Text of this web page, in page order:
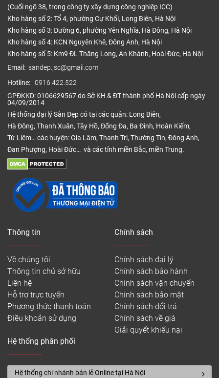
(Cuối ngõ 38, trong công ty xây dựng công nghiệp ICC)
Kho hàng số 2: Tổ 4, phường Cự Khối, Long Biên, Hà Nội
Kho hàng số 3: Đường 6, phường Yên Nghĩa, Hà Đông, Hà Nội
Kho hàng số 4: KCN Nguyên Khê, Đông Anh, Hà Nội
Kho hàng số 5: Km9 ĐL Thăng Long, An Khánh, Hoài Đức, Hà Nội
Email: sandep.jsc@gmail.com
Hotline: 0916.422.522
GPĐKKD: 0106629567 do Sở KH & ĐT thành phố Hà Nội cấp ngày
04/09/2014
Hệ thống đại lý Sàn Đẹp có tại các quận: Long Biên,
Hà Đông, Thanh Xuân, Tây Hồ, Đống Đa, Ba Đình, Hoàn Kiếm,
Từ Liêm… các huyện: Gia Lâm, Thanh Trì, Thường Tín, Đông Anh,
Đan Phượng, Hoài Đức… và các tỉnh miền Bắc, miền Trung.
Thông tin
Về chúng tôi
Thông tin chủ sở hữu
Liên hệ
Hỗ trợ trực tuyến
Phương thức thanh toán
Điều khoản sử dụng
Chính sách
Chính sách đại lý
Chính sách bảo hành
Chính sách vận chuyển
Chính sách bảo mật
Chính sách đổi trả
Chính sách về giá
Giải quyết khiếu nại
Hệ thống phân phối
Hệ thống chi nhánh bán lẻ Online tại Hà Nội